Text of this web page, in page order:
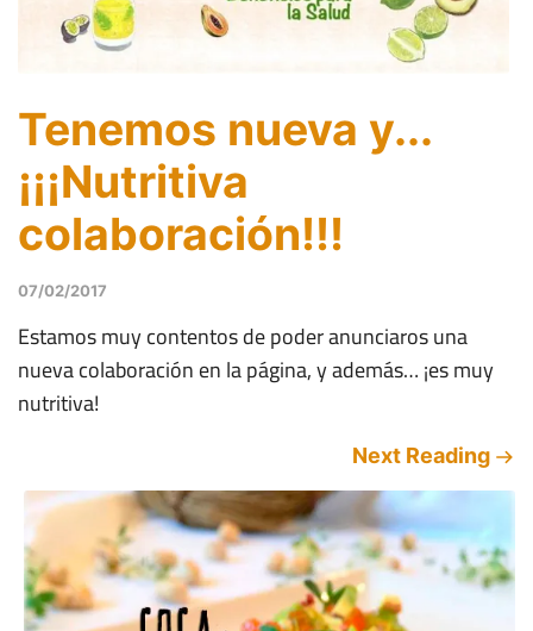
Tenemos nueva y...
¡¡¡Nutritiva
colaboración!!!
07/02/2017
Estamos muy contentos de poder anunciaros una
nueva colaboración en la página, y además… ¡es muy
nutritiva!
Next Reading